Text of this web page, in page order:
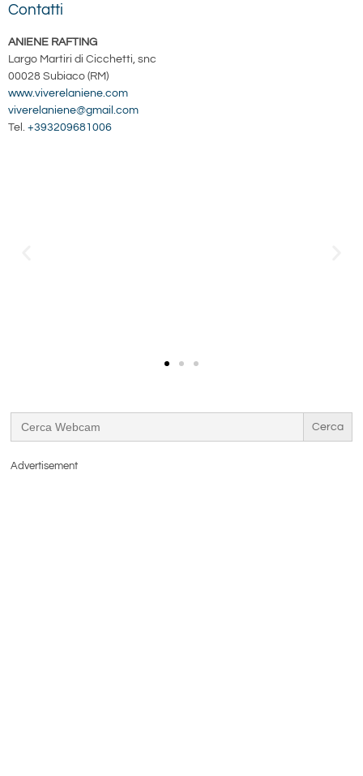
Contatti
ANIENE RAFTING
Largo Martiri di Cicchetti, snc
00028 Subiaco (RM)
www.viverelaniene.com
viverelaniene@gmail.com
Tel.
+393209681006
Search
for:
Advertisement